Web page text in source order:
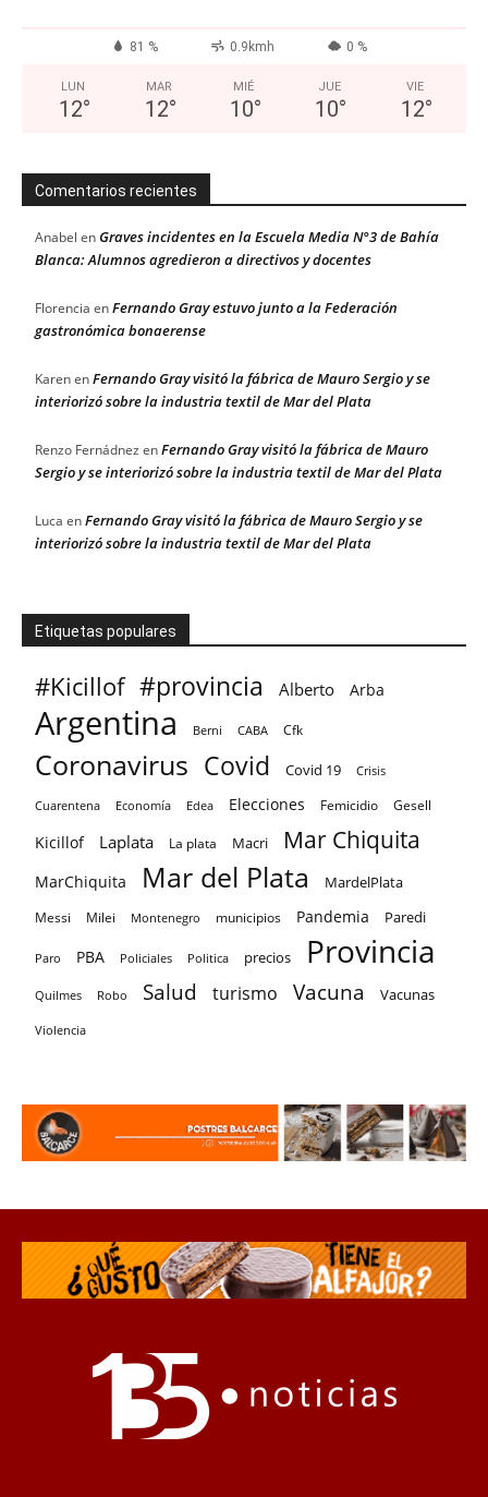
81 % 0.9kmh 0 %
LUN
12°
MAR
12°
MIÉ
10°
JUE
10°
VIE
12°
Comentarios recientes
Anabel enGraves incidentes en la Escuela Media N°3 de Bahía
Blanca: Alumnos agredieron a directivos y docentes
Florencia enFernando Gray estuvo junto a la Federación
gastronómica bonaerense
KarenenFernando Gray visitó la fábrica de Mauro Sergio y se
interiorizó sobre la industria textil de Mar del Plata
Renzo Fernádnez enFernando Gray visitó la fábrica de Mauro
Sergio y se interiorizó sobre la industria textil de Mar del Plata
Luca enFernando Gray visitó la fábrica de Mauro Sergio y se
interiorizó sobre la industria textil de Mar del Plata
Etiquetas populares
#Kicillof #provincia Alberto Arba
Argentina Berni CABA Cfk
Coronavirus Covid Covid 19 Crisis
Cuarentena Economía Edea Elecciones Femicidio Gesell
Kicillof Laplata La plata Macri Mar Chiquita
MarChiquita Mar del Plata MardelPlata
Messi Milei Montenegro municipios Pandemia Paredi
Paro PBA Policiales Politica precios Provincia
Quilmes Robo Salud turismo Vacuna Vacunas
Violencia